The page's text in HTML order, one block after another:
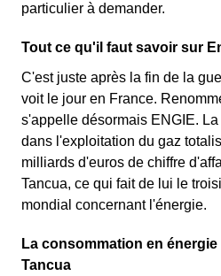
particulier à demander.
Tout ce qu'il faut savoir sur
C'est juste après la fin de la
voit le jour en France.
s'appelle désormais ENGIE.
dans l'exploitation du gaz
milliards d'euros de chiffre
Tancua, ce qui fait de lui le
mondial concernant l'énergie.
La consommation en
Tancua